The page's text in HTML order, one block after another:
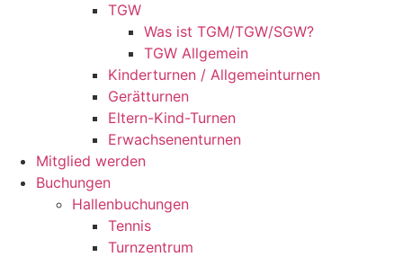
TGW
Was ist TGM/TGW/SGW?
TGW Allgemein
Kinderturnen / Allgemeinturnen
Gerätturnen
Eltern-Kind-Turnen
Erwachsenenturnen
Mitglied werden
Buchungen
Hallenbuchungen
Tennis
Turnzentrum